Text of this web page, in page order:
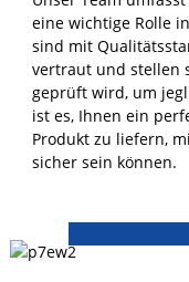
eine wichtige Rolle
sind mit
vertraut und stellen
geprüft wird, um
ist es, Ihnen ein
Produkt zu liefern,
sicher sein können.